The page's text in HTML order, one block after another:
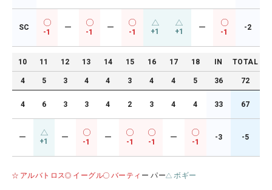
SC
-1
ー
-1
ー
-1 +1 +1 ー
-1
-2
10 11 12 13 14 15 16 17 18 IN TOTAL
4 5 3 4 4 3 4 4 5 36 72
4 6 3 3 4 2 3 4 4 33 67
ー +1 ー
-1
ー
-1 -1
ー
-1
-3 -5
アルバトロス イーグル バーティ ー パー ボギー